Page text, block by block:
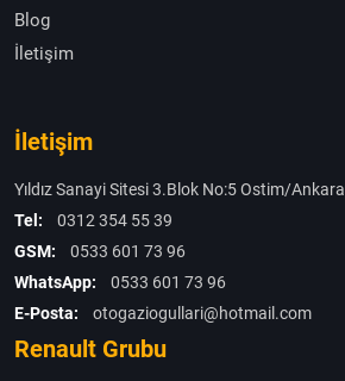
Blog
İletişim
İletişim
Yıldız Sanayi Sitesi 3.Blok No:5 Ostim/Ankara
Tel:
0312 354 55 39
GSM:
0533 601 73 96
WhatsApp:
0533 601 73 96
E-Posta:
otogaziogullari@hotmail.com
Renault Grubu